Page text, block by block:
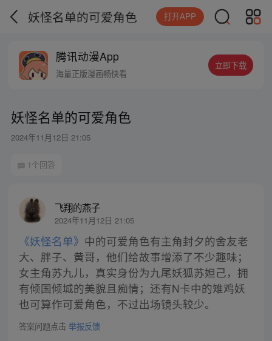
妖怪名单的可爱角色 打开APP
腾讯动漫App
海量正版漫画畅快看
立即下载
妖怪名单的可爱角色
2024年11月12日 21:05
1个回答
飞翔的燕子
2024年11月12日 21:05
《妖怪名单》 中的可爱角色有主角封夕的舍友老
大、胖子、黄哥，他们给故事增添了不少趣味；
女主角苏九儿，真实身份为九尾妖狐苏妲己，拥
有倾国倾城的美貌且痴情；还有N卡中的雉鸡妖
也可算作可爱角色，不过出场镜头较少。
答案问题点击 举报反馈